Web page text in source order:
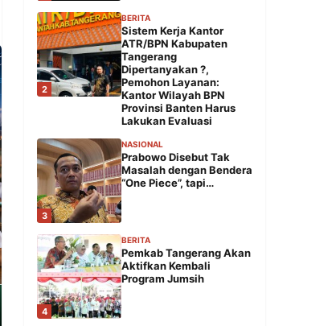
2
BERITA
Sistem Kerja Kantor
ATR/BPN Kabupaten
Tangerang
Dipertanyakan ?,
Pemohon Layanan:
Kantor Wilayah BPN
Provinsi Banten Harus
Lakukan Evaluasi
3
NASIONAL
Prabowo Disebut Tak
Masalah dengan Bendera
“One Piece”, tapi…
4
BERITA
Pemkab Tangerang Akan
Aktifkan Kembali
Program Jumsih